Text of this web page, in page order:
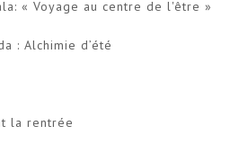
« Voyage au centre de l'être »
: Alchimie d’été
la rentrée